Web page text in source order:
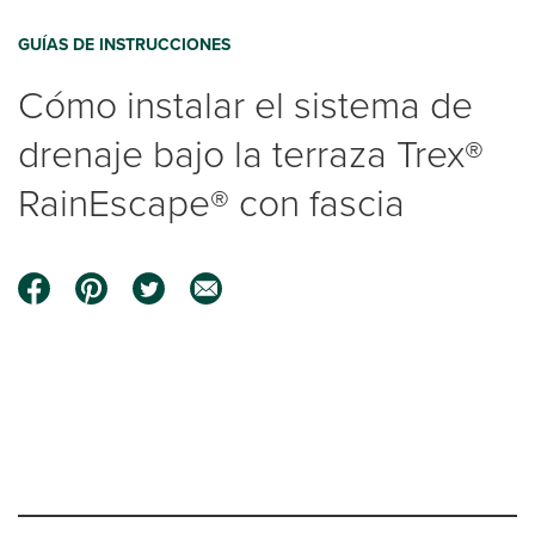
GUÍAS DE INSTRUCCIONES
Cómo instalar el sistema de
drenaje bajo la terraza Trex®
RainEscape® con fascia